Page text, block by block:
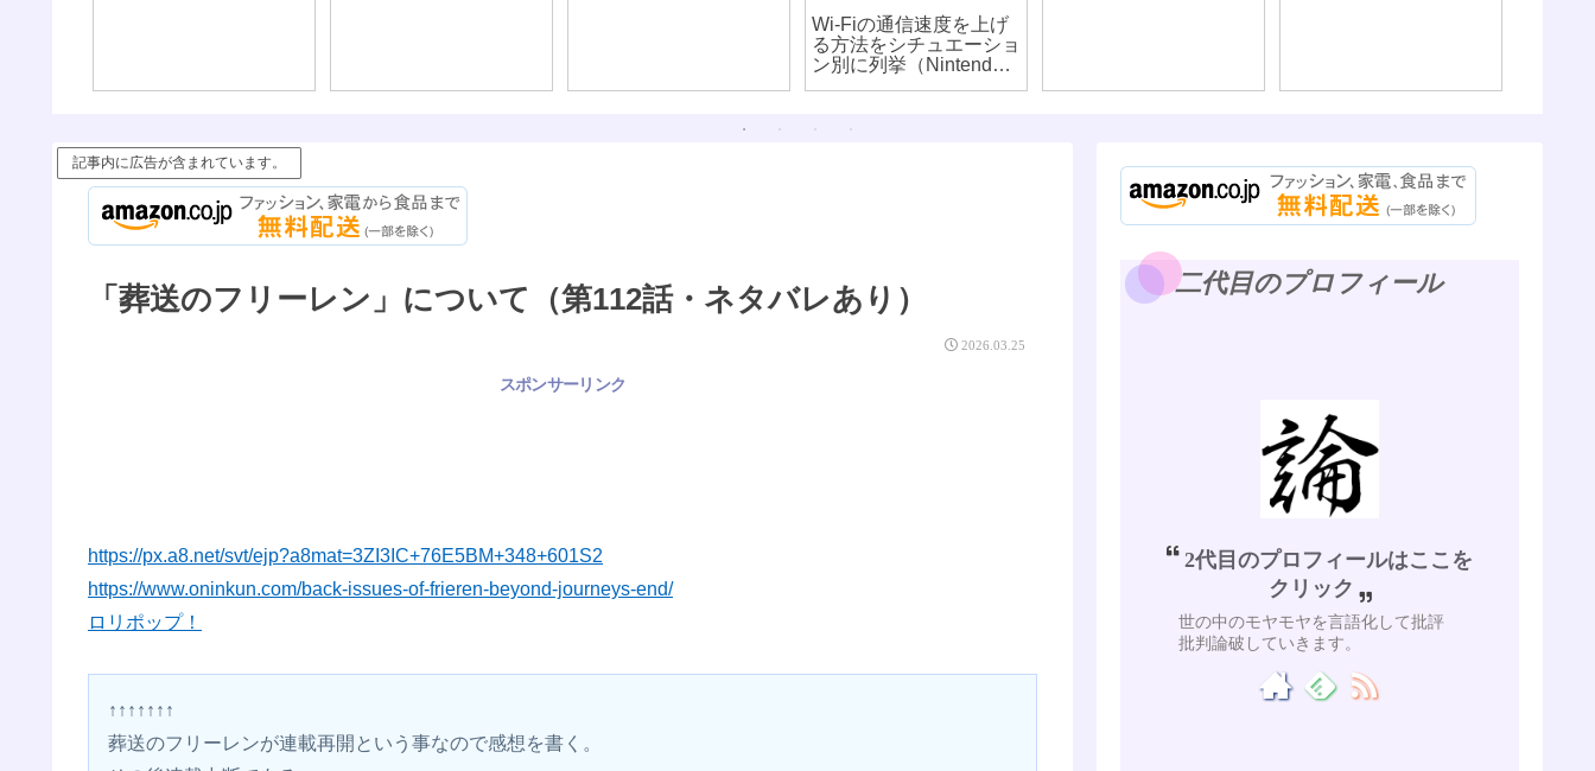
Wi-Fiの通信速度を上げ
る方法をシチュエーショ
ン別に列挙（Nintendo
記事内に広告が含まれています。
「葬送のフリーレン」について（第112話・ネタバレあり）
2026.03.25
スポンサーリンク
https://px.a8.net/svt/ejp?a8mat=3ZI3IC+76E5BM+348+601S2
https://www.oninkun.com/back-issues-of-frieren-beyond-journeys-end/
ロリポップ！
↑↑↑↑↑↑↑
葬送のフリーレンが連載再開という事なので感想を書く。
二代目のプロフィール
2代目のプロフィールはここを
クリック
世の中のモヤモヤを言語化して批評
批判論破していきます。